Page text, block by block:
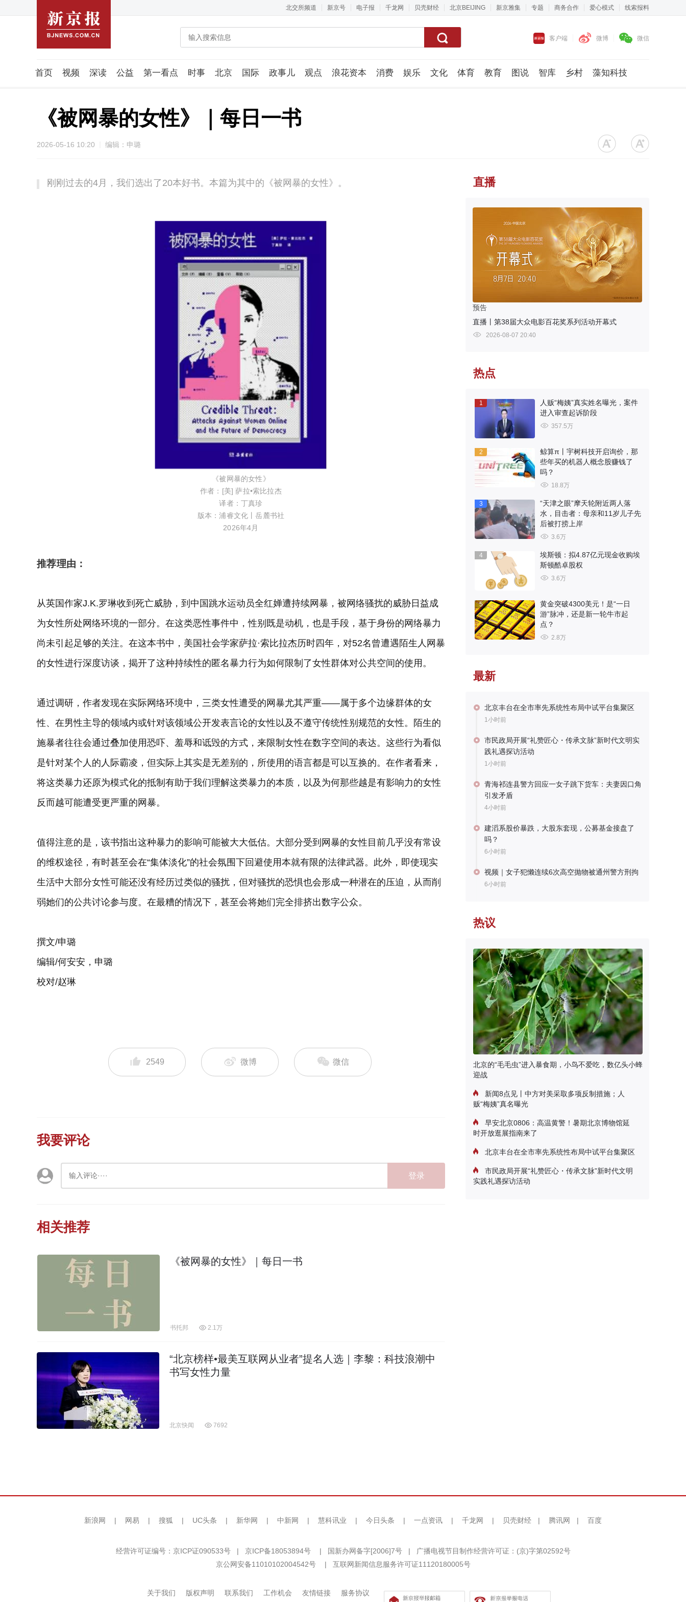
北交所频道 新京号 电子报 千龙网 贝壳财经 北京BEIJING 新京雅集 专题 商务合作 爱心模式 线索报料
客户端 微博 微信
首页 视频 深读 公益 第一看点 时事 北京 国际 政事儿 观点 浪花资本 消费 娱乐 文化 体育 教育 图说 智库 乡村 藻知科技
《被网暴的女性》｜每日一书
2026-05-16 10:20 编辑：申璐
刚刚过去的4月，我们选出了20本好书。本篇为其中的《被网暴的女性》。
《被网暴的女性》
作者：[美] 萨拉•索比拉杰
译者：丁真珍
版本：浦睿文化丨岳麓书社
2026年4月
推荐理由：
从英国作家J.K.罗琳收到死亡威胁，到中国跳水运动员全红婵遭持续网暴，被网络骚扰的威胁日益成
为女性所处网络环境的一部分。在这类恶性事件中，性别既是动机，也是手段，基于身份的网络暴力
尚未引起足够的关注。在这本书中，美国社会学家萨拉·索比拉杰历时四年，对52名曾遭遇陌生人网暴
的女性进行深度访谈，揭开了这种持续性的匿名暴力行为如何限制了女性群体对公共空间的使用。
通过调研，作者发现在实际网络环境中，三类女性遭受的网暴尤其严重——属于多个边缘群体的女
性、在男性主导的领域内或针对该领域公开发表言论的女性以及不遵守传统性别规范的女性。陌生的
施暴者往往会通过叠加使用恐吓、羞辱和诋毁的方式，来限制女性在数字空间的表达。这些行为看似
是针对某个人的人际霸凌，但实际上其实是无差别的，所使用的语言都是可以互换的。在作者看来，
将这类暴力还原为模式化的抵制有助于我们理解这类暴力的本质，以及为何那些越是有影响力的女性
反而越可能遭受更严重的网暴。
值得注意的是，该书指出这种暴力的影响可能被大大低估。大部分受到网暴的女性目前几乎没有常设
的维权途径，有时甚至会在“集体淡化”的社会氛围下回避使用本就有限的法律武器。此外，即使现实
生活中大部分女性可能还没有经历过类似的骚扰，但对骚扰的恐惧也会形成一种潜在的压迫，从而削
弱她们的公共讨论参与度。在最糟的情况下，甚至会将她们完全排挤出数字公众。
撰文/申璐
编辑/何安安，申璐
校对/赵琳
2549 微博 微信
我要评论
登录
相关推荐
《被网暴的女性》｜每日一书
书托邦 2.1万
“北京榜样•最美互联网从业者”提名人选｜李黎：科技浪潮中
书写女性力量
北京快闻 7692
直播
预告
直播丨第38届大众电影百花奖系列活动开幕式
2026-08-07 20:40
热点
1
人贩“梅姨”真实姓名曝光，案件
进入审查起诉阶段
357.5万
2
鲸算π丨宇树科技开启询价，那
些年买的机器人概念股赚钱了
吗？
18.8万
3
“天津之眼”摩天轮附近两人落
水，目击者：母亲和11岁儿子先
后被打捞上岸
3.6万
4
埃斯顿：拟4.87亿元现金收购埃
斯顿酷卓股权
3.6万
5
黄金突破4300美元！是“一日
游”脉冲，还是新一轮牛市起
点？
2.8万
最新
北京丰台在全市率先系统性布局中试平台集聚区
1小时前
市民政局开展“礼赞匠心・传承文脉”新时代文明实
践礼遇探访活动
1小时前
青海祁连县警方回应一女子跳下货车：夫妻因口角
引发矛盾
4小时前
建滔系股价暴跌，大股东套现，公募基金接盘了
吗？
6小时前
视频｜女子犯懒连续6次高空抛物被通州警方刑拘
6小时前
热议
北京的“毛毛虫”进入暴食期，小鸟不爱吃，数亿头小蜂
迎战
新闻8点见丨中方对美采取多项反制措施；人
贩“梅姨”真名曝光
早安北京0806：高温黄警！暑期北京博物馆延
时开放逛展指南来了
北京丰台在全市率先系统性布局中试平台集聚区
市民政局开展“礼赞匠心・传承文脉”新时代文明
实践礼遇探访活动
新浪网 | 网易 | 搜狐 | UC头条 | 新华网 | 中新网 | 慧科讯业 | 今日头条 | 一点资讯 | 千龙网 | 贝壳财经 | 腾讯网 | 百度
经营许可证编号：京ICP证090533号 | 京ICP备18053894号 | 国新办网备字[2006]7号 |
广播电视节目制作经营许可证：(京)字第02592号
京公网安备11010102004542号
| 互联网新闻信息服务许可证11120180005号
关于我们 版权声明 联系我们 工作机会 友情链接 服务协议